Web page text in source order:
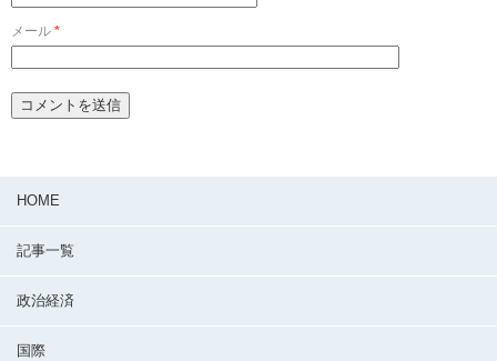
メール *
HOME
記事一覧
政治経済
国際